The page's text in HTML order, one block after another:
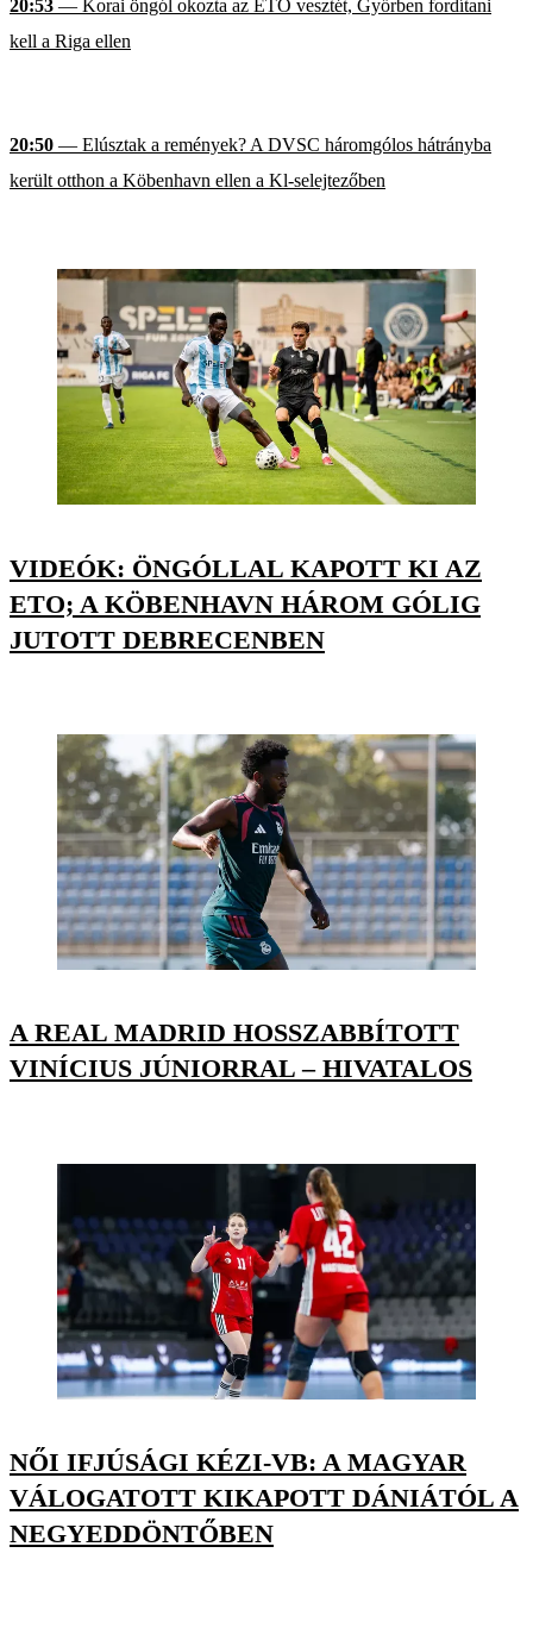
20:53 — Korai öngól okozta az ETO vesztét, Győrben fordítani
kell a Riga ellen
20:50 — Elúsztak a remények? A DVSC háromgólos hátrányba
került otthon a Köbenhavn ellen a Kl-selejtezőben
VIDEÓK: ÖNGÓLLAL KAPOTT KI AZ
ETO; A KÖBENHAVN HÁROM GÓLIG
JUTOTT DEBRECENBEN
A REAL MADRID HOSSZABBÍTOTT
VINÍCIUS JÚNIORRAL – HIVATALOS
NŐI IFJÚSÁGI KÉZI-VB: A MAGYAR
VÁLOGATOTT KIKAPOTT DÁNIÁTÓL A
NEGYEDDÖNTŐBEN